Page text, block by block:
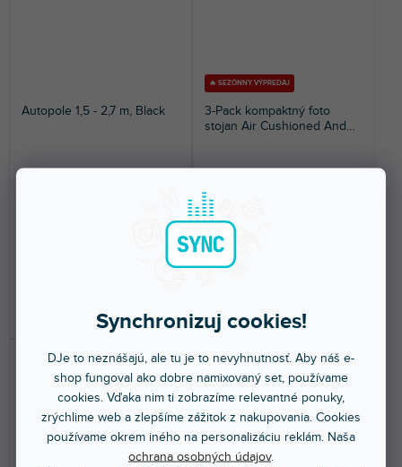
Synchronizuj cookies!
DJe to neznášajú, ale tu je to nevyhnutnosť. Aby náš e-
shop fungoval ako dobre namixovaný set, používame
cookies. Vďaka nim ti zobrazíme relevantné ponuky,
zrýchlime web a zlepšíme zážitok z nakupovania. Cookies
používame okrem iného na personalizáciu reklám. Naša
ochrana osobných údajov.
Autopole 1,5 - 2,7 m, Black
DO KOŠÍKA
(čierny), rozmedzie použitia od
🔥 SEZÓNNY VÝPREDAJ
3-Pack kompaktný foto
stojan Air Cushioned And
260 €
DO KOŠÍKA
Silný, spoľahlivý a kompaktný
statív so vzduchovým tlmením,
hmotnosť iba 1...